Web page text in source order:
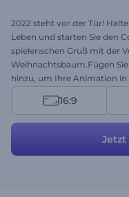
2022 steht vor der Tür!
Leben und starten Sie den
spielerischen Gruß mit der
Weihnachtsbaum.Fügen
hinzu, um Ihre Animation
für
und mehr.Setzen Sie Ihr
16:9
Jetzt